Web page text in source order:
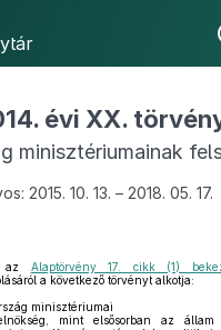
évi XX.
minisztériumainak
2015. 10. 13. – 2018. 05. 17.
az Alaptörvény 17. cikk (1)
a következő törvényt alkotja:
minisztériumai
mint elsősorban az állam